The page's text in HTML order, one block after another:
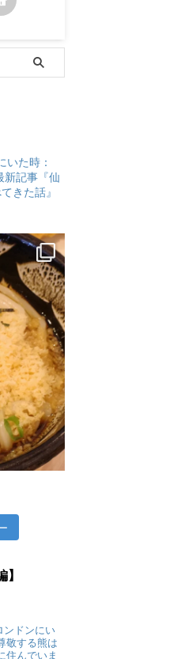
いた時：
新記事『仙
きた話』
ンドンにい
敬する熊は
住んでいま